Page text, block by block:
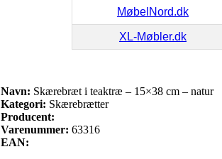
MøbelNord.dk
XL-Møbler.dk
Navn: Skærebræt i teaktræ – 15×38 cm – natur
Kategori: Skærebrætter
Producent:
Varenummer: 63316
EAN: